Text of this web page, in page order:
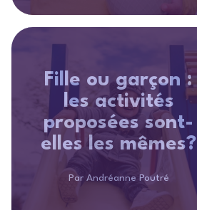
Fille ou garçon :
les activités
proposées sont-
elles les mêmes?
Par Andréanne Poutré